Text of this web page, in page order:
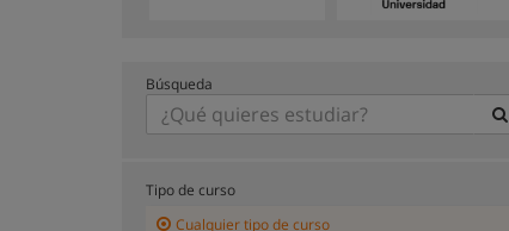
Búsqueda
Tipo de curso
Cualquier tipo de curso